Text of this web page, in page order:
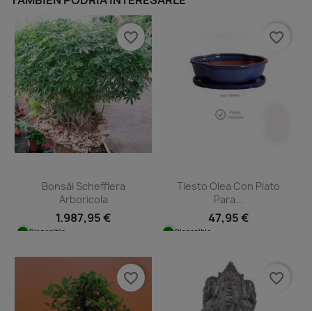
Bonsái Schefflera
Arboricola
1.987,95 €
Disponible
favorite_border
Tiesto Olea Con Plato
Para...
47,95 €
Disponible
favorite_border
favorite_border favorite_border